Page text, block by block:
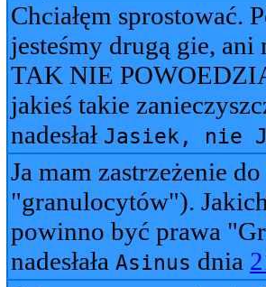
Chciałęm sprostować.
jesteśmy drugą gie,
TAK NIE
jakieś takie
nadesłał Jasiek, nie
Ja mam zastrzeżenie
"granulocytów").
powinno być prawa
nadesłała Asinus dnia